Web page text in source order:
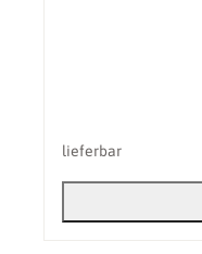
lieferbar